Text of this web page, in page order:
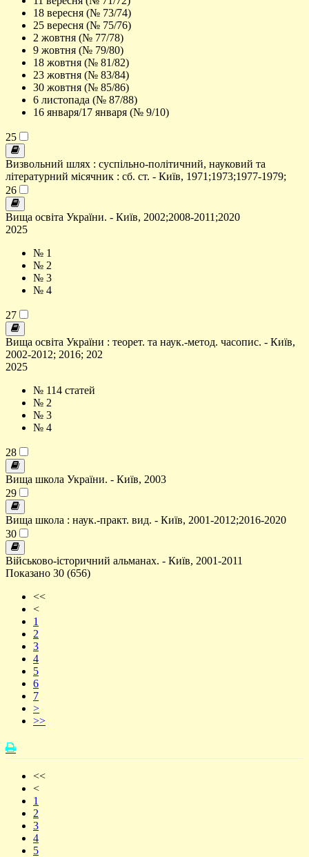
18 вересня (№ 73/74)
25 вересня (№ 75/76)
2 жовтня (№ 77/78)
9 жовтня (№ 79/80)
18 жовтня (№ 81/82)
23 жовтня (№ 83/84)
30 жовтня (№ 85/86)
6 листопада (№ 87/88)
16 января/17 января (№ 9/10)
25
Визвольний шлях : суспільно-політичний, науковий та
літературний місячник : сб. ст. - Київ, 1971;1973;1977-1979;
26
Вища освіта України. - Київ, 2002;2008-2011;2020
2025
№ 1
№ 2
№ 3
№ 4
27
Вища освіта України : теорет. та наук.-метод. часопис. - Київ,
2002-2012; 2016; 202
2025
№ 114 статей
№ 2
№ 3
№ 4
28
Вища школа України. - Київ, 2003
29
Вища школа : наук.-практ. вид. - Київ, 2001-2012;2016-2020
30
Військово-історичний альманах. - Київ, 2001-2011
Показано 30 (656)
<<
<
1
2
3
4
5
6
7
>
>>
<<
<
1
2
3
4
5